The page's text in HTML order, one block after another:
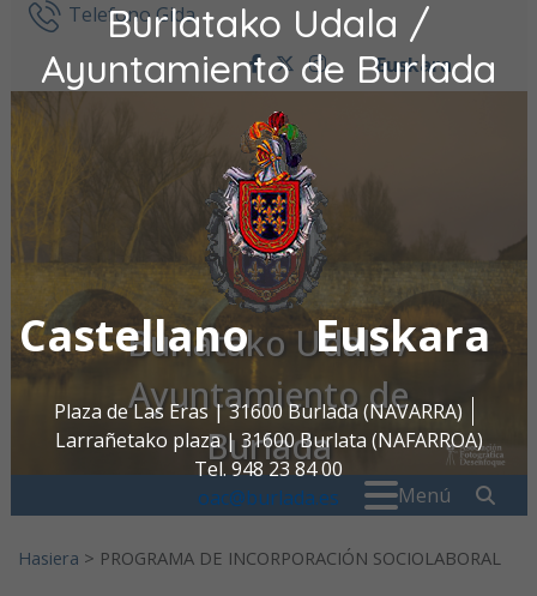
Burlatako Udala /
Ayuntamiento de Burlada
Castellano Euskara
Plaza de Las Eras | 31600 Burlada (NAVARRA)
Larrañetako plaza | 31600 Burlata (NAFARROA)
Tel. 948 23 84 00
oac@burlada.es
Ir al contenidoTelefono Gida
facebook
twitter
instagram
Euskara
Burlatako Udala /
Ayuntamiento de
Burlada
Menú
Hasiera > PROGRAMA DE INCORPORACIÓN SOCIOLABORAL